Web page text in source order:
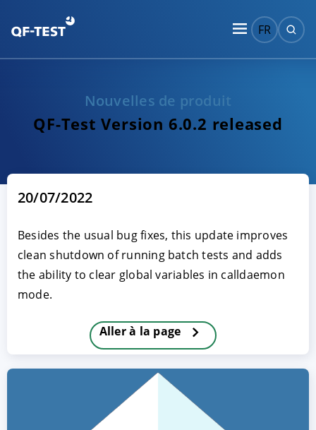
FR
Nouvelles de produit
QF-Test Version 6.0.2 released
20/07/2022
Besides the usual bug fixes, this update improves
clean shutdown of running batch tests and adds
the ability to clear global variables in calldaemon
mode.
Aller à la page